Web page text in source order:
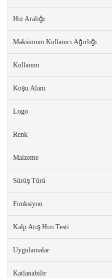
Hız Aralığı
Maksimum Kullanıcı Ağırlığı
Kullanım
Koşu Alanı
Logo
Renk
Malzeme
Sürüş Türü
Fonksiyon
Kalp Atış Hızı Testi
Uygulamalar
Katlanabilir